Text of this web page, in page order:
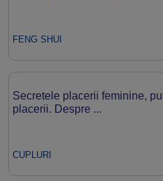
FENG SHUI
Secretele placerii feminine,
placerii. Despre ...
CUPLURI